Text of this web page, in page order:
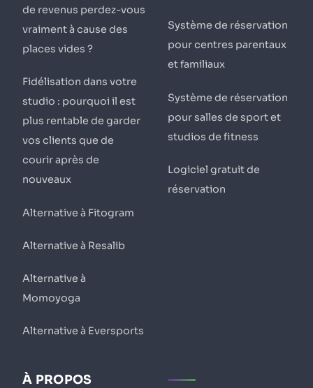
de revenus perdez-vous
vraiment à cause des
places vides ?
Fidélisation dans votre
studio : pourquoi il est
plus rentable de garder
vos clients que de
courir après de
nouveaux
Alternative à Fitogram
Alternative à Resalib
Alternative à
Momoyoga
Alternative à Eversports
Système de réservation
pour centres parentaux
et familiaux
Système de réservation
pour salles de sport et
studios de fitness
Logiciel gratuit de
réservation
À PROPOS